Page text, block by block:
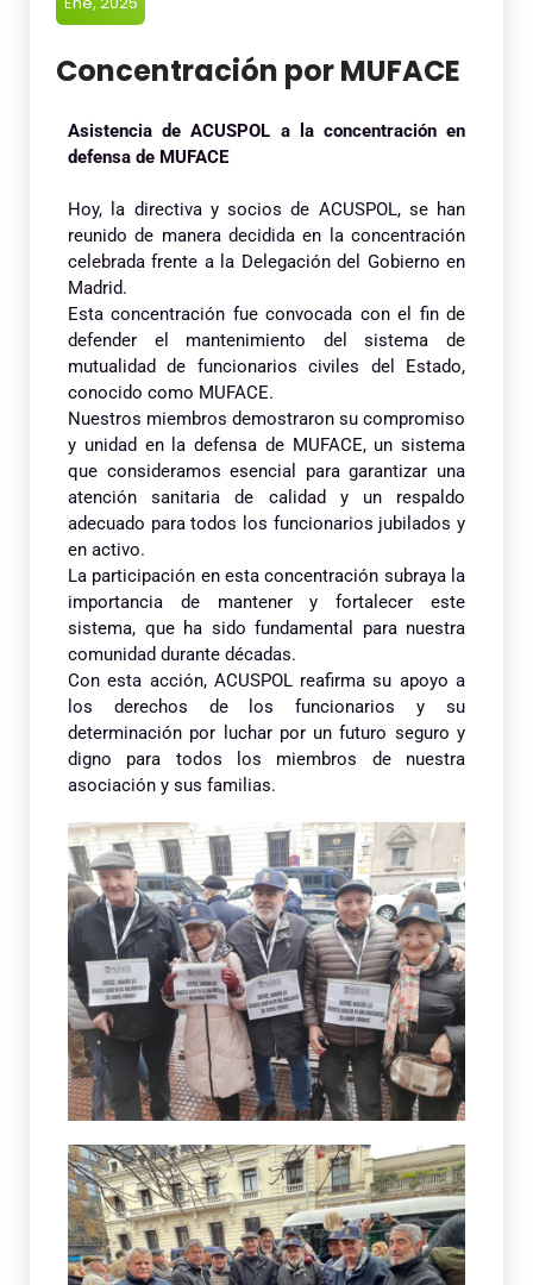
Concentración por MUFACE
Asistencia de ACUSPOL a la concentración en
defensa de MUFACE
Hoy, la directiva y socios de ACUSPOL, se han
reunido de manera decidida en la concentración
celebrada frente a la Delegación del Gobierno en
Madrid.
Esta concentración fue convocada con el fin de
defender el mantenimiento del sistema de
mutualidad de funcionarios civiles del Estado,
conocido como MUFACE.
Nuestros miembros demostraron su compromiso
y unidad en la defensa de MUFACE, un sistema
que consideramos esencial para garantizar una
atención sanitaria de calidad y un respaldo
adecuado para todos los funcionarios jubilados y
en activo.
La participación en esta concentración subraya la
importancia de mantener y fortalecer este
sistema, que ha sido fundamental para nuestra
comunidad durante décadas.
Con esta acción, ACUSPOL reafirma su apoyo a
los derechos de los funcionarios y su
determinación por luchar por un futuro seguro y
digno para todos los miembros de nuestra
asociación y sus familias.